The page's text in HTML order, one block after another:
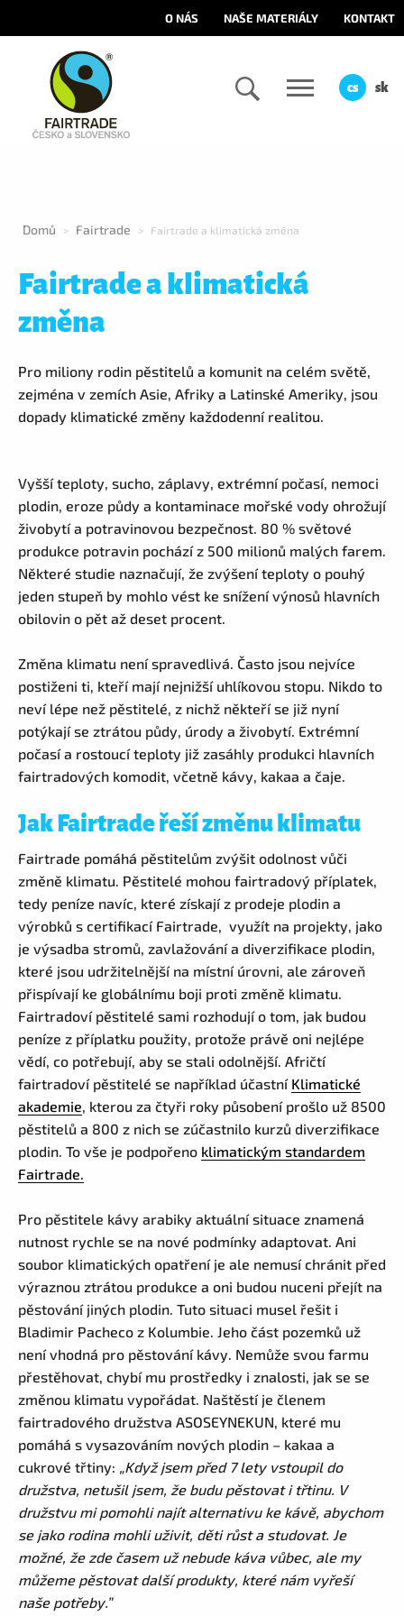
O NÁS NAŠE MATERIÁLY KONTAKT
cs sk
Domů > Fairtrade > Fairtrade a klimatická změna
Fairtrade a klimatická
změna
Pro miliony rodin pěstitelů a komunit na celém světě,
zejména v zemích Asie, Afriky a Latinské Ameriky, jsou
dopady klimatické změny každodenní realitou.
Vyšší teploty, sucho, záplavy, extrémní počasí, nemoci
plodin, eroze půdy a kontaminace mořské vody ohrožují
živobytí a potravinovou bezpečnost. 80 % světové
produkce potravin pochází z 500 milionů malých farem.
Některé studie naznačují, že zvýšení teploty o pouhý
jeden stupeň by mohlo vést ke snížení výnosů hlavních
obilovin o pět až deset procent.
Změna klimatu není spravedlivá. Často jsou nejvíce
postiženi ti, kteří mají nejnižší uhlíkovou stopu. Nikdo to
neví lépe než pěstitelé, z nichž někteří se již nyní
potýkají se ztrátou půdy, úrody a živobytí. Extrémní
počasí a rostoucí teploty již zasáhly produkci hlavních
fairtradových komodit, včetně kávy, kakaa a čaje.
Jak Fairtrade řeší změnu klimatu
Fairtrade pomáhá pěstitelům zvýšit odolnost vůči
změně klimatu. Pěstitelé mohou fairtradový příplatek,
tedy peníze navíc, které získají z prodeje plodin a
výrobků s certifikací Fairtrade, využít na projekty, jako
je výsadba stromů, zavlažování a diverzifikace plodin,
které jsou udržitelnější na místní úrovni, ale zároveň
přispívají ke globálnímu boji proti změně klimatu.
Fairtradoví pěstitelé sami rozhodují o tom, jak budou
peníze z příplatku použity, protože právě oni nejlépe
vědí, co potřebují, aby se stali odolnější. Afričtí
fairtradoví pěstitelé se například účastní Klimatické
akademie, kterou za čtyři roky působení prošlo už 8500
pěstitelů a 800 z nich se zúčastnilo kurzů diverzifikace
plodin. To vše je podpořeno klimatickým standardem
Fairtrade.
Pro pěstitele kávy arabiky aktuální situace znamená
nutnost rychle se na nové podmínky adaptovat. Ani
soubor klimatických opatření je ale nemusí chránit před
výraznou ztrátou produkce a oni budou nuceni přejít na
pěstování jiných plodin. Tuto situaci musel řešit i
Bladimir Pacheco z Kolumbie. Jeho část pozemků už
není vhodná pro pěstování kávy. Nemůže svou farmu
přestěhovat, chybí mu prostředky i znalosti, jak se se
změnou klimatu vypořádat. Naštěstí je členem
fairtradového družstva ASOSEYNEKUN, které mu
pomáhá s vysazováním nových plodin – kakaa a
cukrové třtiny: „Když jsem před 7 lety vstoupil do
družstva, netušil jsem, že budu pěstovat i třtinu. V
družstvu mi pomohli najít alternativu ke kávě, abychom
se jako rodina mohli uživit, děti růst a studovat. Je
možné, že zde časem už nebude káva vůbec, ale my
můžeme pěstovat další produkty, které nám vyřeší
naše potřeby.”